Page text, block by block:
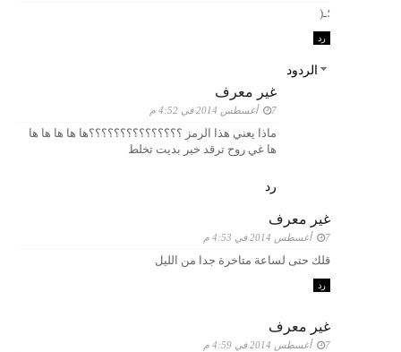
؛ـ(
رد
الردود
غير معرف
7 أغسطس 2014 في 4:52 م
ماذا يعني هذا الرمز ؟؟؟؟؟؟؟؟؟؟؟؟؟؟؟ها ها ها ها ها
ها غي روح ترقد خير بديت تخلط
رد
غير معرف
7 أغسطس 2014 في 4:53 م
قلك حتى لساعة متاخرة جدا من الليل
رد
غير معرف
7 أغسطس 2014 في 4:59 م